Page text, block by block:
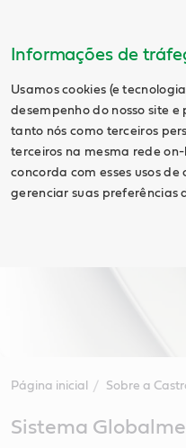
Informações de
Usamos cookies (e
desempenho do nosso site
tanto nós como terceiros
terceiros na mesma rede on-
concorda com esses usos
gerenciar suas preferências
Página inicial Sobre a
Sistema